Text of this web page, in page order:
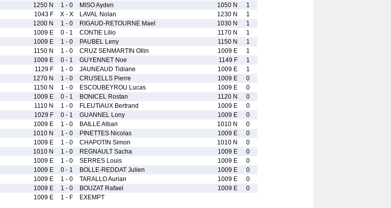
1250 N 1 - 0 MISO Ayden 1050 N
1
1043 F X - X LAVAL Nolan 1230 N
1
1200 N 1 - 0 RIGAUD-RETOURNE Mael 1030 N
1
1009 E 0 - 1 CONTIE Lilio 1170 N
1
1009 E 1 - 0 PAUBEL Leny 1150 N
1
1150 N 1 - 0 CRUZ SENMARTIN Ollin 1009 E
1
1009 E 0 - 1 GUYENNET Noe 1149 F
1
1129 F 1 - 0 JAUNEAUD Tidiane 1009 E
1
1270 N 1 - 0 CRUSELLS Pierre 1009 E
0
1150 N 1 - 0 ESCOUBEYROU Lucas 1009 E
0
1009 E 0 - 1 BONICEL Rostan 1120 N
0
1110 N 1 - 0 FLEUTIAUX Bertrand 1009 E
0
1029 F 0 - 1 GUANNEL Lony 1009 E
0
1009 E 1 - 0 BAILLE Alban 1010 N
0
1010 N 1 - 0 PINETTES Nicolas 1009 E
0
1009 E 1 - 0 CHAPOTIN Simon 1010 N
0
1010 N 1 - 0 REGNAULT Sacha 1009 E
0
1009 E 1 - 0 SERRES Louis 1009 E
0
1009 E 0 - 1 BOLLE-REDDAT Julien 1009 E
0
1009 E 1 - 0 TARALLO Aurian 1009 E
0
1009 E 1 - 0 BOUZAT Rafael 1009 E
0
1009 E 1 - F EXEMPT